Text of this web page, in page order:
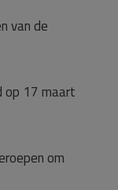
van de
op 17 maart
om